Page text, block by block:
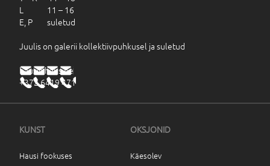
L 11 – 16
E, P suletud
Juulis on galerii kollektiivpuhkusel ja suletud
haus@haus.ee
+372 6419 471
KUNST
Hausi fookuses
OKSJONID
Käesolev